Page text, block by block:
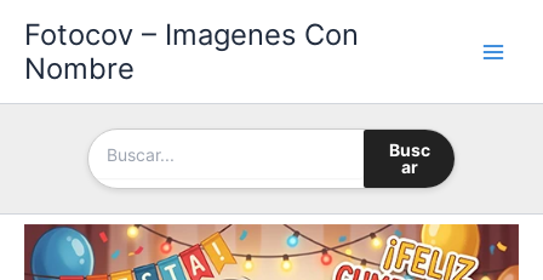
contenido
Fotocov – Imagenes Con
Nombre
Busc
ar